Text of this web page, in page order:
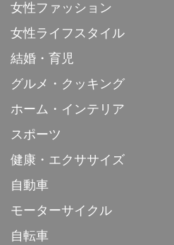
女性ファッション
女性ライフスタイル
結婚・育児
グルメ・クッキング
ホーム・インテリア
スポーツ
健康・エクササイズ
自動車
モーターサイクル
自転車